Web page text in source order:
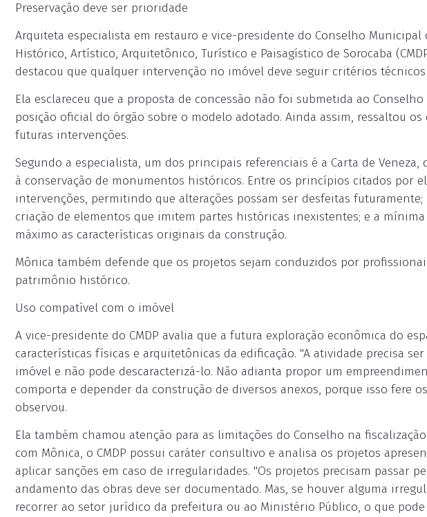
Preservação deve ser prioridade
Arquiteta especialista em restauro e vice-presidente do Conselho Municipal
Histórico, Artístico, Arquitetônico, Turístico e Paisagístico de Sorocaba
destacou que qualquer intervenção no imóvel deve seguir critérios
Ela esclareceu que a proposta de concessão não foi submetida ao
posição oficial do órgão sobre o modelo adotado. Ainda assim, ressaltou
futuras intervenções.
Segundo a especialista, um dos principais referenciais é a Carta de
à conservação de monumentos históricos. Entre os princípios citados por
intervenções, permitindo que alterações possam ser desfeitas
criação de elementos que imitem partes históricas inexistentes; e a
máximo as características originais da construção.
Mônica também defende que os projetos sejam conduzidos por
patrimônio histórico.
Uso compatível com o imóvel
A vice-presidente do CMDP avalia que a futura exploração econômica do
características físicas e arquitetônicas da edificação. "A atividade precisa
imóvel e não pode descaracterizá-lo. Não adianta propor um
comporta e depender da construção de diversos anexos, porque isso fere
observou.
Ela também chamou atenção para as limitações do Conselho na
com Mônica, o CMDP possui caráter consultivo e analisa os projetos
aplicar sanções em caso de irregularidades. "Os projetos precisam passar
andamento das obras deve ser documentado. Mas, se houver alguma
recorrer ao setor jurídico da prefeitura ou ao Ministério Público, o que